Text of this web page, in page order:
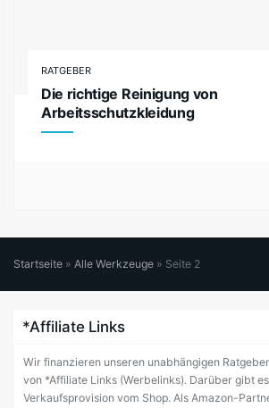
RATGEBER
Die richtige Reinigung von
Arbeitsschutzkleidung
Startseite » Alle Werkzeuge » Seite 2
*Affiliate Links
Wir finanzieren unseren unabhängigen
von *Affiliate Links (Werbelinks). Darüber gibt
Verkaufsprovision vom Shop. Als Amazon-